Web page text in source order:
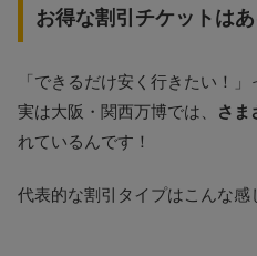
お得な割引チケットはあ
「できるだけ安く行きたい！
実は大阪・関西万博では、
さま
れているんです！
代表的な割引タイプはこんな感